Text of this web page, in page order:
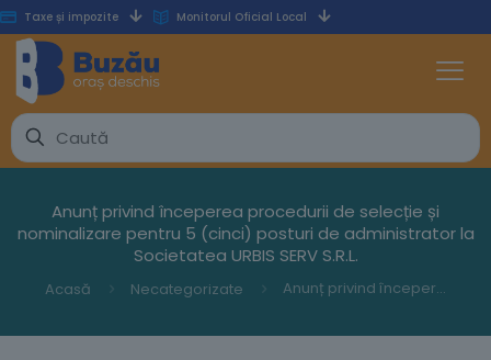
Taxe și impozite Monitorul Oficial Local
Anunț privind începerea procedurii de selecție și
nominalizare pentru 5 (cinci) posturi de administrator la
Societatea URBIS SERV S.R.L.
Acasă Necategorizate Anunț privind începerea procedurii de selecție și nominalizare pentru 5 (cinci) posturi de administrator la Societatea URBIS SERV S.R.L.